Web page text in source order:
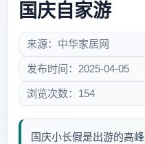
国庆自家游
来源：中华家居网
发布时间：2025-04-05
浏览次数：154
国庆小长假是出游的高